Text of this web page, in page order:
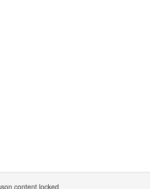
content locked